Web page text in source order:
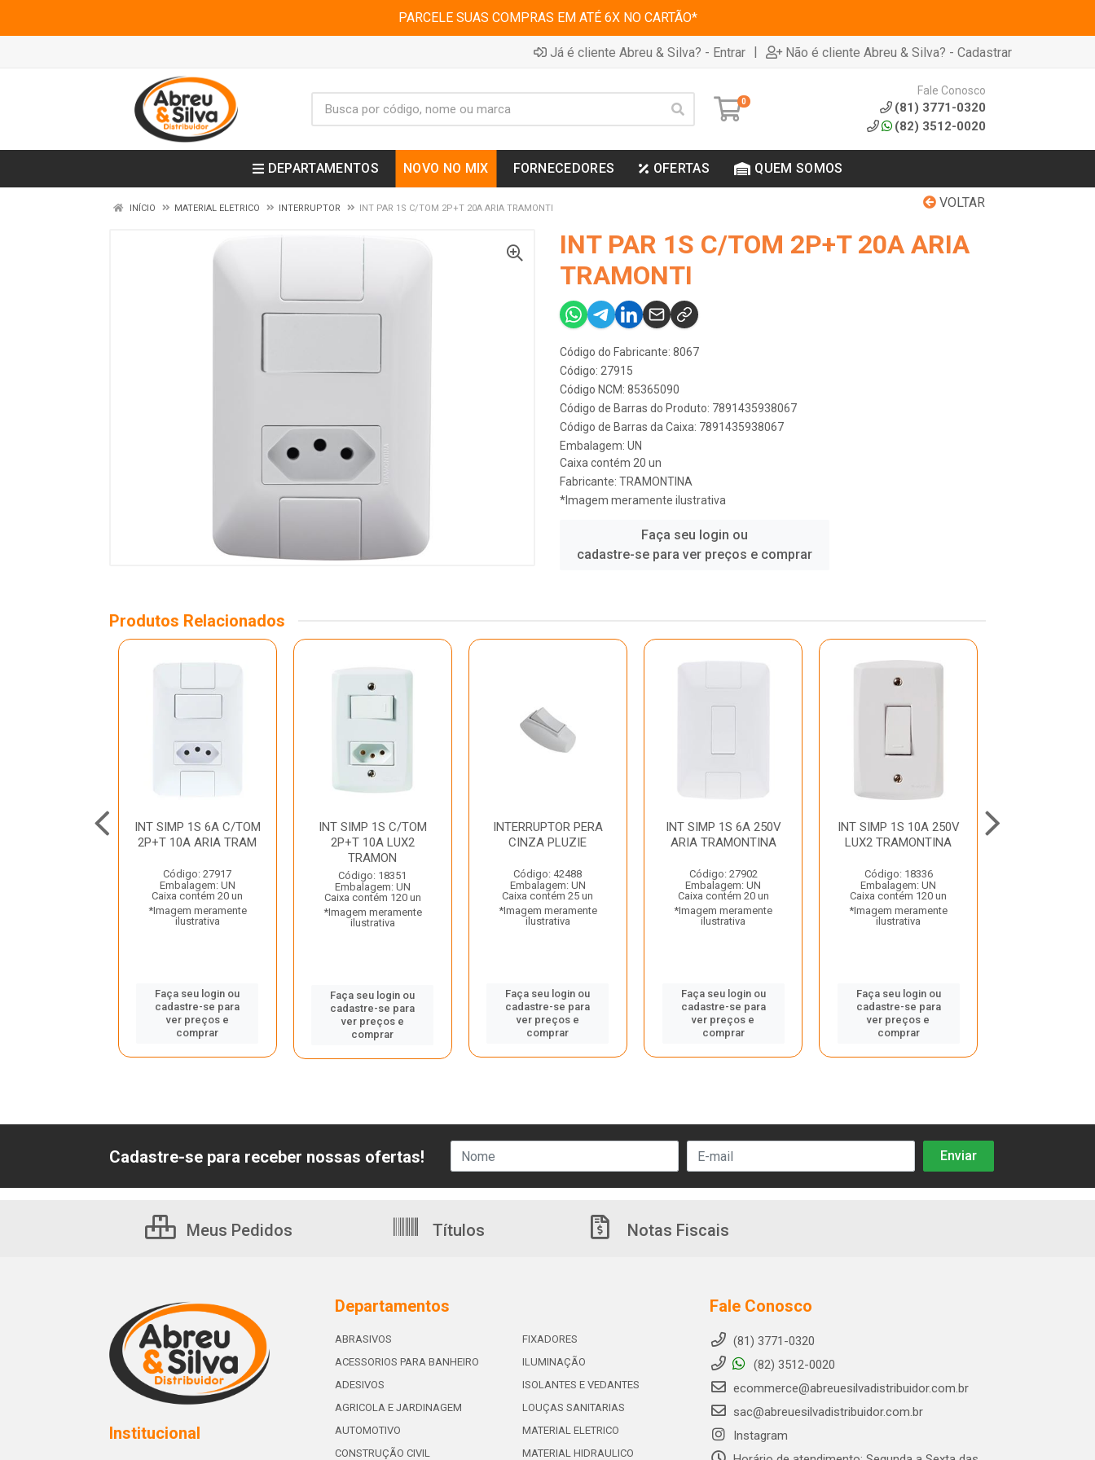
PARCELE SUAS COMPRAS EM ATÉ 6X NO CARTÃO*
Já é cliente Abreu & Silva? - Entrar | Não é cliente Abreu & Silva? - Cadastrar
0
Fale Conosco
(81) 3771-0320
(82) 3512-0020
DEPARTAMENTOS NOVO NO MIX FORNECEDORES OFERTAS QUEM SOMOS
VOLTAR
INÍCIO MATERIAL ELETRICO INTERRUPTOR INT PAR 1S C/TOM 2P+T 20A ARIA TRAMONTI
INT PAR 1S C/TOM 2P+T 20A ARIA
TRAMONTI
Código do Fabricante: 8067
Código: 27915
Código NCM: 85365090
Código de Barras do Produto: 7891435938067
Código de Barras da Caixa: 7891435938067
Embalagem: UN
Caixa contém 20 un
Fabricante: TRAMONTINA
*Imagem meramente ilustrativa
Faça seu login ou
cadastre-se para ver preços e comprar
Produtos Relacionados
INT SIMP 1S 6A C/TOM
2P+T 10A ARIA TRAM
Código: 27917
Embalagem: UN
Caixa contém 20 un
*Imagem meramente
ilustrativa
Faça seu login ou
cadastre-se para
ver preços e
comprar
INT SIMP 1S C/TOM
2P+T 10A LUX2
TRAMON
Código: 18351
Embalagem: UN
Caixa contém 120 un
*Imagem meramente
ilustrativa
Faça seu login ou
cadastre-se para
ver preços e
comprar
INTERRUPTOR PERA
CINZA PLUZIE
Código: 42488
Embalagem: UN
Caixa contém 25 un
*Imagem meramente
ilustrativa
Faça seu login ou
cadastre-se para
ver preços e
comprar
INT SIMP 1S 6A 250V
ARIA TRAMONTINA
Código: 27902
Embalagem: UN
Caixa contém 20 un
*Imagem meramente
ilustrativa
Faça seu login ou
cadastre-se para
ver preços e
comprar
INT SIMP 1S 10A 250V
LUX2 TRAMONTINA
Código: 18336
Embalagem: UN
Caixa contém 120 un
*Imagem meramente
ilustrativa
Faça seu login ou
cadastre-se para
ver preços e
comprar
Cadastre-se para receber nossas ofertas!
Meus Pedidos Títulos Notas Fiscais
Institucional
Departamentos
ABRASIVOS
ACESSORIOS PARA BANHEIRO
ADESIVOS
AGRICOLA E JARDINAGEM
AUTOMOTIVO
CONSTRUÇÃO CIVIL
FIXADORES
ILUMINAÇÃO
ISOLANTES E VEDANTES
LOUÇAS SANITARIAS
MATERIAL ELETRICO
MATERIAL HIDRAULICO
Fale Conosco
(81) 3771-0320
(82) 3512-0020
ecommerce@abreuesilvadistribuidor.com.br
sac@abreuesilvadistribuidor.com.br
Instagram